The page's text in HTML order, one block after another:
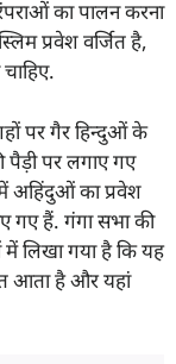
का पालन करना
प्रवेश वर्जित है,
पर गैर हिन्दुओं के
पैड़ी पर लगाए गए
अहिंदुओं का प्रवेश
गए हैं. गंगा सभा की
में लिखा गया है कि यह
आता है और यहां